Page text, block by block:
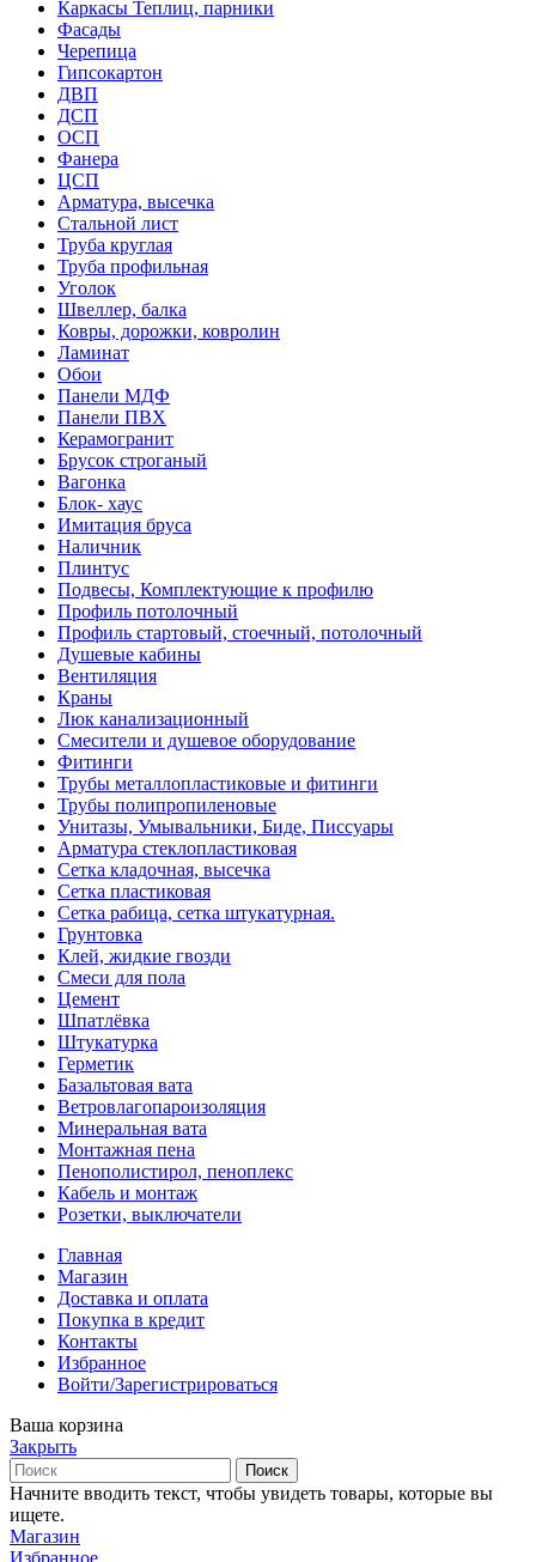
Каркасы Теплиц, парники
Фасады
Черепица
Гипсокартон
ДВП
ДСП
ОСП
Фанера
ЦСП
Арматура, высечка
Стальной лист
Труба круглая
Труба профильная
Уголок
Швеллер, балка
Ковры, дорожки, ковролин
Ламинат
Обои
Панели МДФ
Панели ПВХ
Керамогранит
Брусок строганый
Вагонка
Блок- хаус
Имитация бруса
Наличник
Плинтус
Подвесы, Комплектующие к профилю
Профиль потолочный
Профиль стартовый, стоечный, потолочный
Душевые кабины
Вентиляция
Краны
Люк канализационный
Смесители и душевое оборудование
Фитинги
Трубы металлопластиковые и фитинги
Трубы полипропиленовые
Унитазы, Умывальники, Биде, Писсуары
Арматура стеклопластиковая
Сетка кладочная, высечка
Сетка пластиковая
Сетка рабица, сетка штукатурная.
Грунтовка
Клей, жидкие гвозди
Смеси для пола
Цемент
Шпатлёвка
Штукатурка
Герметик
Базальтовая вата
Ветровлагопароизоляция
Минеральная вата
Монтажная пена
Пенополистирол, пеноплекс
Кабель и монтаж
Розетки, выключатели
Главная
Магазин
Доставка и оплата
Покупка в кредит
Контакты
Избранное
Войти/Зарегистрироваться
Ваша корзина
Закрыть
Поиск
Начните вводить текст, чтобы увидеть товары, которые вы
ищете.
Магазин
Избранное